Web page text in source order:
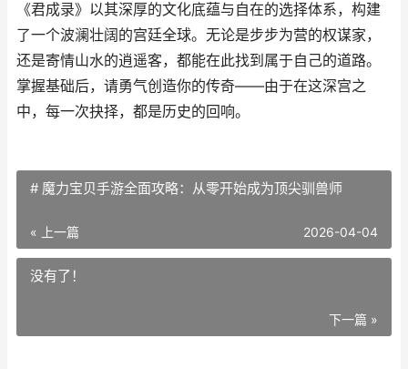
《君成录》以其深厚的文化底蕴与自在的选择体系，构建
了一个波澜壮阔的宫廷全球。无论是步步为营的权谋家，
还是寄情山水的逍遥客，都能在此找到属于自己的道路。
掌握基础后，请勇气创造你的传奇——由于在这深宫之
中，每一次抉择，都是历史的回响。
# 魔力宝贝手游全面攻略：从零开始成为顶尖驯兽师
« 上一篇 2026-04-04
没有了！
下一篇 »